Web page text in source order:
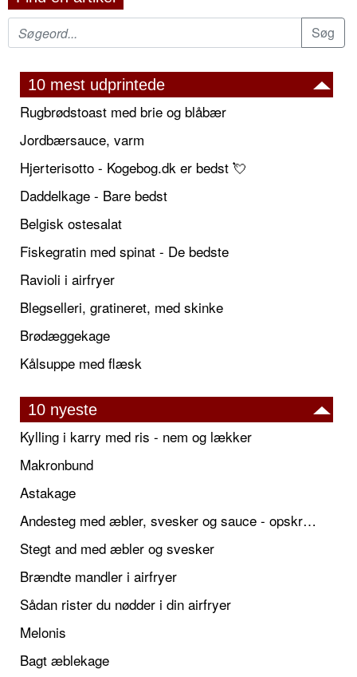
10 mest udprintede
Rugbrødstoast med brie og blåbær
Jordbærsauce, varm
Hjerterisotto - Kogebog.dk er bedst 💘
Daddelkage - Bare bedst
Belgisk ostesalat
Fiskegratin med spinat - De bedste
Ravioli i airfryer
Blegselleri, gratineret, med skinke
Brødæggekage
Kålsuppe med flæsk
10 nyeste
Kylling i karry med ris - nem og lækker
Makronbund
Astakage
Andesteg med æbler, svesker og sauce - opskrift også til jul
Stegt and med æbler og svesker
Brændte mandler i airfryer
Sådan rister du nødder i din airfryer
Melonis
Bagt æblekage